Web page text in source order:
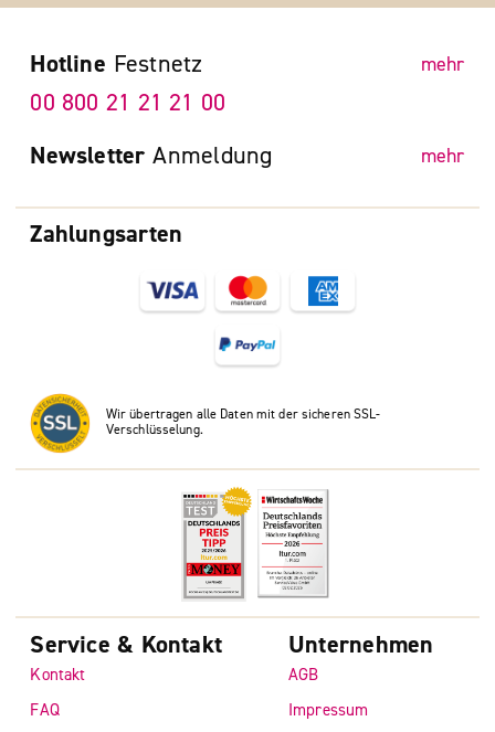
Zahlungsarten
Wir übertragen alle Daten mit der sicheren SSL-
Verschlüsselung.
Hotline Festnetz mehr
00 800 21 21 21 00
Newsletter Anmeldung mehr
Service & Kontakt
Kontakt
FAQ
Unternehmen
AGB
Impressum